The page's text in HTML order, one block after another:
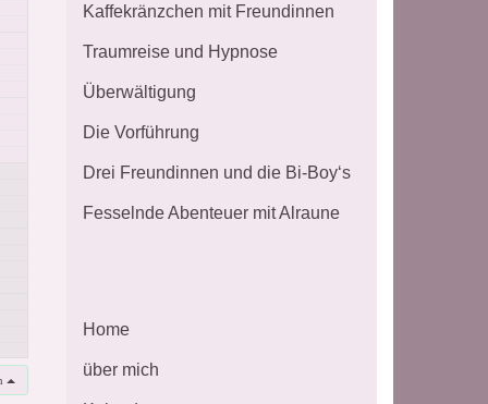
Kaffekränzchen mit Freundinnen
Traumreise und Hypnose
Überwältigung
Die Vorführung
Drei Freundinnen und die Bi-Boy‘s
Fesselnde Abenteuer mit Alraune
Home
über mich